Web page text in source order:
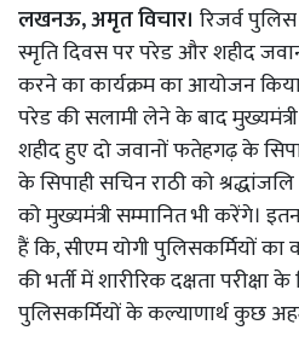
लखनऊ, अमृत विचार। रिजर्व
स्मृति दिवस पर परेड और शहीद
करने का कार्यक्रम का आयोजन
परेड की सलामी लेने के बाद
शहीद हुए दो जवानों फतेहगढ़ के
के सिपाही सचिन राठी को
को मुख्यमंत्री सम्मानित भी करेंगे।
हैं कि, सीएम योगी पुलिसकर्मियों का
की भर्ती में शारीरिक दक्षता
पुलिसकर्मियों के कल्याणार्थ कुछ